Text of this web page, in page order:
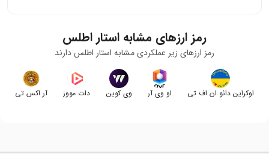
رمز ارزهای مشابه استار اطلس
رمز ارزهای زیر عملکردی مشابه استار اطلسدارند
اوکراین دائو ان اف تی او وی آر وی کوین دات مووز آر اکس تی